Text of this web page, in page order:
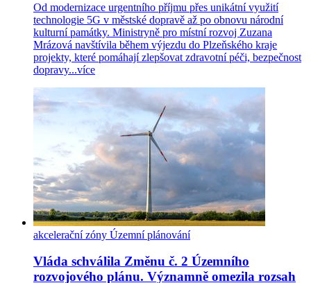
Od modernizace urgentního příjmu přes unikátní využití
technologie 5G v městské dopravě až po obnovu národní
kulturní památky. Ministryně pro místní rozvoj Zuzana
Mrázová navštívila během výjezdu do Plzeňského kraje
projekty, které pomáhají zlepšovat zdravotní péči, bezpečnost
dopravy...více
akcelerační zóny Územní plánování
Vláda schválila Změnu č. 2 Územního
rozvojového plánu. Významně omezila rozsah